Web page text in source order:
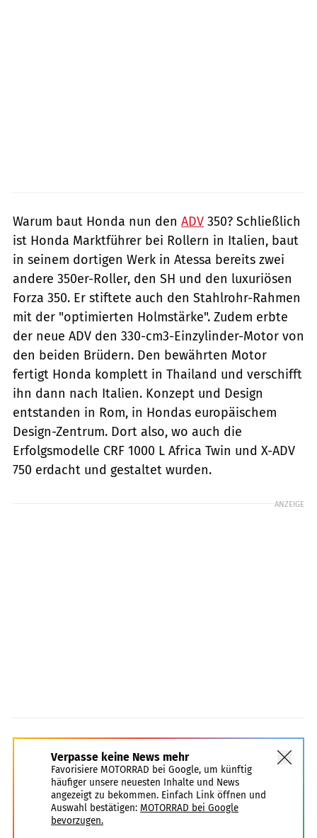
Warum baut Honda nun den ADV 350? Schließlich
ist Honda Marktführer bei Rollern in Italien, baut
in seinem dortigen Werk in Atessa bereits zwei
andere 350er-Roller, den SH und den luxuriösen
Forza 350. Er stiftete auch den Stahlrohr-Rahmen
mit der "optimierten Holmstärke". Zudem erbte
der neue ADV den 330-cm3-Einzylinder-Motor von
den beiden Brüdern. Den bewährten Motor
fertigt Honda komplett in Thailand und verschifft
ihn dann nach Italien. Konzept und Design
entstanden in Rom, in Hondas europäischem
Design-Zentrum. Dort also, wo auch die
Erfolgsmodelle CRF 1000 L Africa Twin und X-ADV
750 erdacht und gestaltet wurden.
ANZEIGE
Verpasse keine News mehr
Favorisiere MOTORRAD bei Google, um künftig
häufiger unsere neuesten Inhalte und News
angezeigt zu bekommen. Einfach Link öffnen und
Auswahl bestätigen: MOTORRAD bei Google
bevorzugen.